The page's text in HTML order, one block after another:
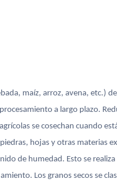
maíz, arroz, avena, etc.)
a largo plazo.
se cosechan cuando
hojas y otras materias
de humedad. Esto se
Los granos secos se